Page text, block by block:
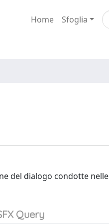
Home Sfoglia
del dialogo condotte nelle